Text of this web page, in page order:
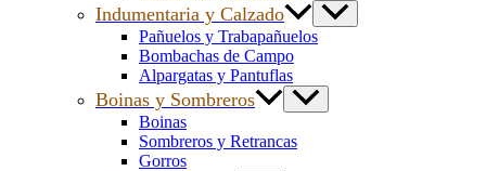
Indumentaria y Calzado
Pañuelos y Trabapañuelos
Bombachas de Campo
Alpargatas y Pantuflas
Boinas y Sombreros
Boinas
Sombreros y Retrancas
Gorros